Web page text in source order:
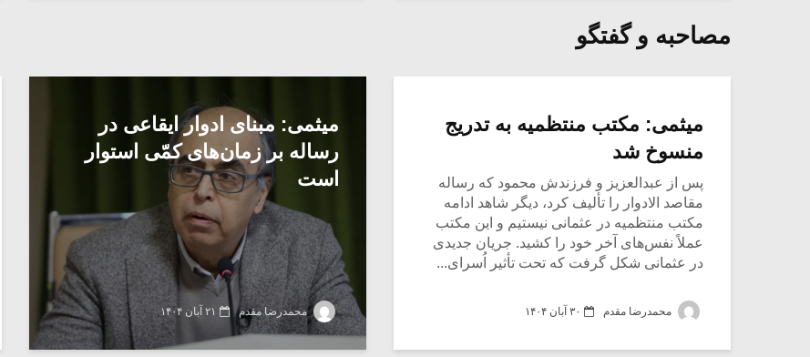
مصاحبه و گفتگو
میثمی: مکتب منتظمیه به تدریج
منسوخ شد
پس از عبدالعزیز و فرزندش محمود که رساله
مقاصد الادوار را تألیف کرد، دیگر شاهد ادامه
مکتب منتظمیه در عثمانی نیستیم و این مکتب
عملاً نفس‌های آخر خود را کشيد. جریان جدیدی
در عثمانی شکل گرفت که تحت تأثیر اُسرای...
محمدرضا مقدم ۳۰ آبان ۱۴۰۴
میثمی: مبنای ادوار ایقاعی در
رساله بر زمان‌های کمّی استوار
است
محمدرضا مقدم ۲۱ آبان ۱۴۰۴